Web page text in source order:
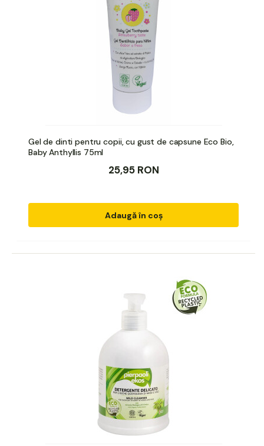
Gel de dinti pentru copii, cu gust de capsune Eco Bio,
Baby Anthyllis 75ml
25,95 RON
Adaugă în coș